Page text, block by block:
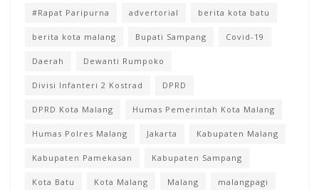
#Rapat Paripurna advertorial berita kota batu
berita kota malang Bupati Sampang Covid-19
Daerah Dewanti Rumpoko
Divisi Infanteri 2 Kostrad DPRD
DPRD Kota Malang Humas Pemerintah Kota Malang
Humas Polres Malang Jakarta Kabupaten Malang
Kabupaten Pamekasan Kabupaten Sampang
Kota Batu Kota Malang Malang malangpagi